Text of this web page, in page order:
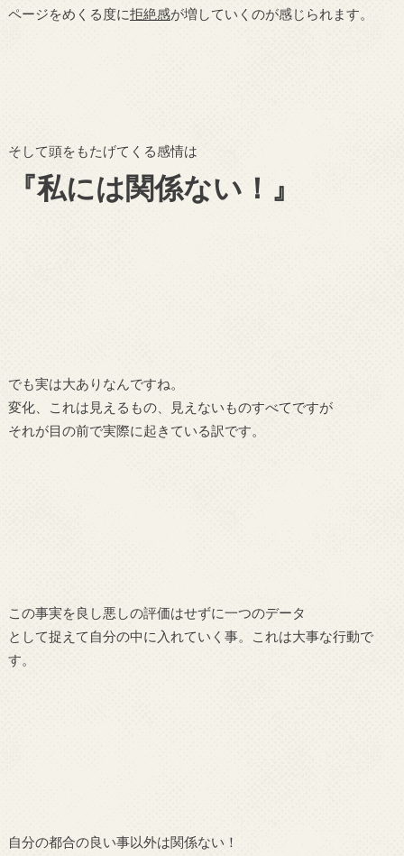
ページをめくる度に拒絶感が増していくのが感じられます。
そして頭をもたげてくる感情は
『私には関係ない！』
でも実は大ありなんですね。
変化、これは見えるもの、見えないものすべてですが
それが目の前で実際に起きている訳です。
この事実を良し悪しの評価はせずに一つのデータ
として捉えて自分の中に入れていく事。これは大事な行動で
す。
自分の都合の良い事以外は関係ない！